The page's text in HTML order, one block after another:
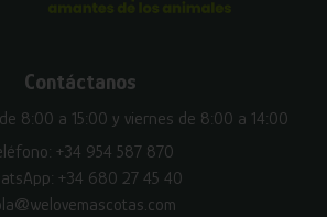
Contáctanos
8:00 a 15:00 y viernes de 8:00 a 14:00
+34 954 587 870
+34 680 27 45 40